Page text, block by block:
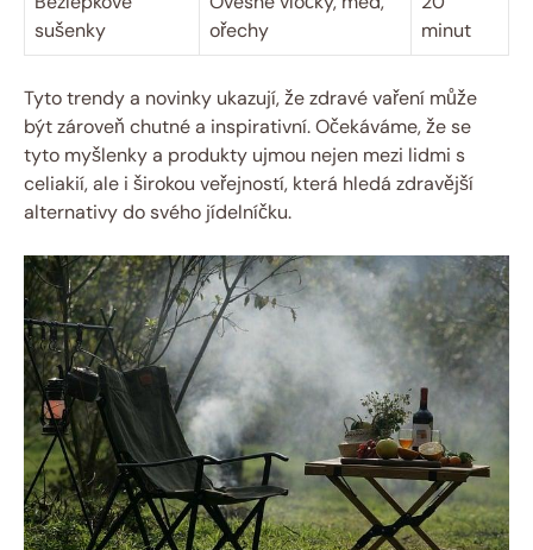
sušenky
ořechy
minut
Tyto trendy a ⁢novinky ukazují, že zdravé ‍vaření⁣ může
být‍ zároveň chutné a inspirativní. Očekáváme, že se
tyto myšlenky a produkty ujmou nejen mezi‍ lidmi s
⁣celiakií, ale i širokou veřejností, která hledá zdravější
alternativy do svého jídelníčku.